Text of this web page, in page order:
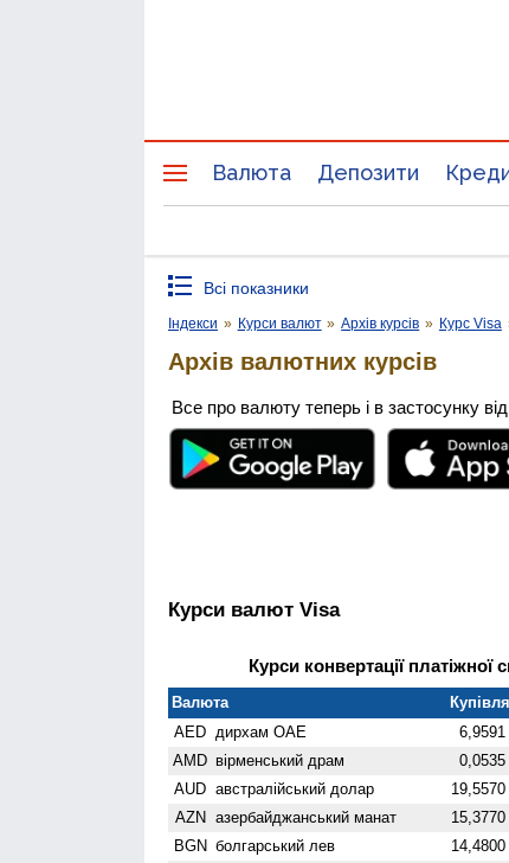
Валюта Депозити
Всі показники
Індекси » Курси валют » Архів курсів » Курс Visa
Архів валютних курсів
Все про валюту теперь і в застосунку
Курси валют Visa
Курси конвертації платіжної
Валюта
AED дирхам ОАЕ 6,9591
AMD вiрменський драм 0,0535
AUD австралійський долар 19,5570
AZN азербайджанський манат 15,3770
BGN болгарський лев 14,4800